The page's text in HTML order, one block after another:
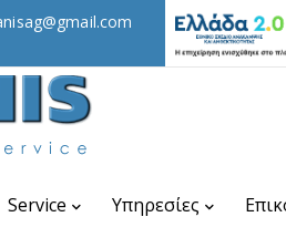
Service Υπηρεσίες